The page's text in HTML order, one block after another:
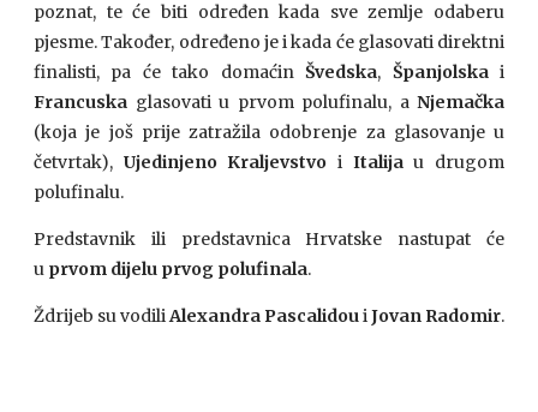
poznat, te će biti određen kada sve zemlje odaberu
pjesme. Također, određeno je i kada će glasovati direktni
finalisti, pa će tako domaćinŠvedska, Španjolskai
Francuska glasovati u prvom polufinalu, a Njemačka
(koja je još prije zatražila odobrenje za glasovanje u
četvrtak), Ujedinjeno Kraljevstvo i Italijau drugom
polufinalu.
Predstavnik ili predstavnica Hrvatske nastupat će
u prvom dijelu prvog polufinala.
Ždrijeb su vodiliAlexandra PascalidouiJovan Radomir.